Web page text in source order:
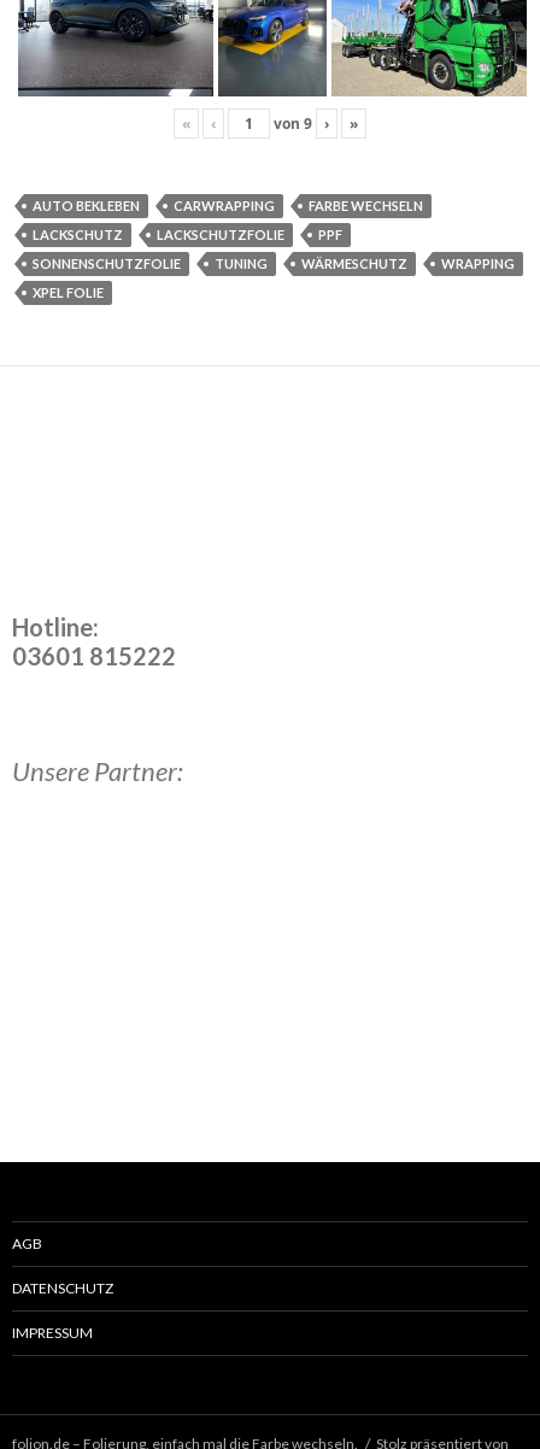
« ‹ von 9 › »
AUTO BEKLEBEN CARWRAPPING
FARBE WECHSELN
LACKSCHUTZ
LACKSCHUTZFOLIE
PPF
SONNENSCHUTZFOLIE
TUNING WÄRMESCHUTZ
WRAPPING
XPEL FOLIE
Hotline:
03601 815222
Unsere Partner:
AGB
DATENSCHUTZ
IMPRESSUM
folion.de – Folierung, einfach mal die Farbe wechseln. Stolz präsentiert von